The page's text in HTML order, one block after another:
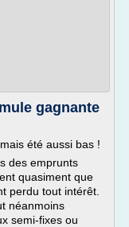
gagnante
été aussi bas !
des emprunts
quasiment que
perdu tout intérêt.
néanmoins
semi-fixes ou